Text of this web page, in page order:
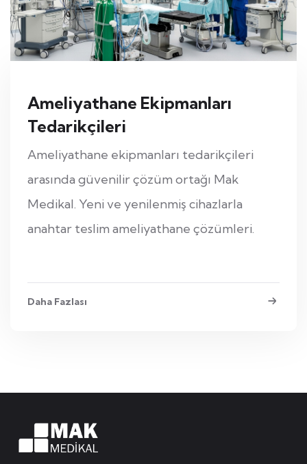
Ameliyathane Ekipmanları
Tedarikçileri
Ameliyathane ekipmanları tedarikçileri
arasında güvenilir çözüm ortağı Mak
Medikal. Yeni ve yenilenmiş cihazlarla
anahtar teslim ameliyathane çözümleri.
Daha Fazlası